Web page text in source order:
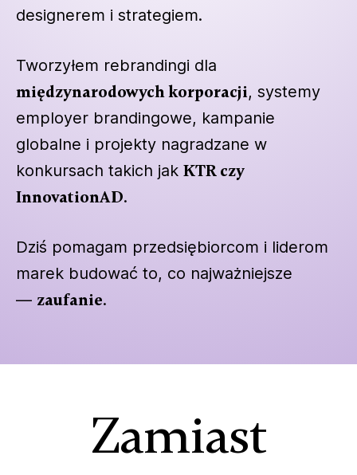
designerem i strategiem.
Tworzyłem rebrandingi dla
międzynarodowych korporacji, systemy
employer brandingowe, kampanie
globalne i projekty nagradzane w
konkursach takich jak KTR czy
InnovationAD.
Dziś pomagam przedsiębiorcom i liderom
marek budować to, co najważniejsze
— zaufanie.
Zamiast